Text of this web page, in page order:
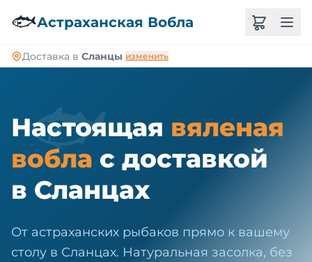
🐟Астраханская Вобла
Доставка в Сланцы изменить
🐟
Настоящая вяленая
вобла с доставкой
в Сланцах
От астраханских рыбаков прямо к вашему
столу в Сланцах. Натуральная засолка, без